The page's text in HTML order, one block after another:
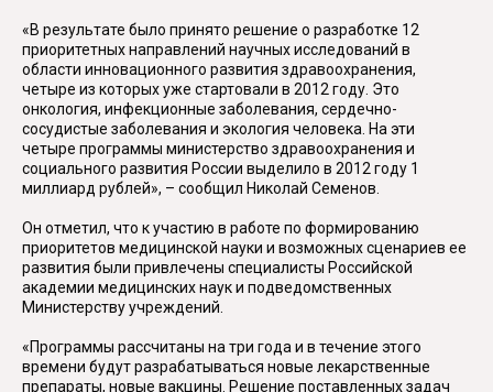
«В результате было принято решение о разработке 12
приоритетных направлений научных исследований в
области инновационного развития здравоохранения,
четыре из которых уже стартовали в 2012 году. Это
онкология, инфекционные заболевания, сердечно-
сосудистые заболевания и экология человека. На эти
четыре программы министерство здравоохранения и
социального развития России выделило в 2012 году 1
миллиард рублей», – сообщил Николай Семенов.
Он отметил, что к участию в работе по формированию
приоритетов медицинской науки и возможных сценариев ее
развития были привлечены специалисты Российской
академии медицинских наук и подведомственных
Министерству учреждений.
«Программы рассчитаны на три года и в течение этого
времени будут разрабатываться новые лекарственные
препараты, новые вакцины. Решение поставленных задач